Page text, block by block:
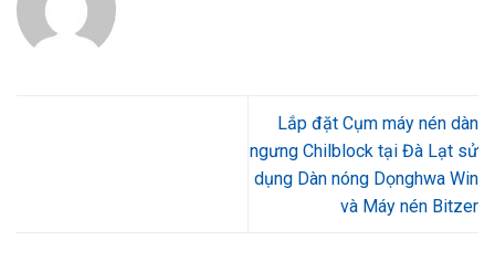
Lắp đặt Cụm máy nén dàn
ngưng Chilblock tại Đà Lạt sử
dụng Dàn nóng Dọnghwa Win
và Máy nén Bitzer